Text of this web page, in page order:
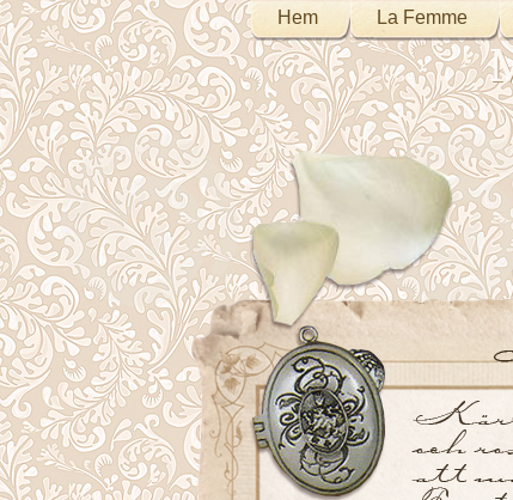
Hem La Femme